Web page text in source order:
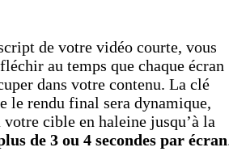
de votre vidéo courte, vous
au temps que chaque écran
dans votre contenu. La clé
le rendu final sera dynamique,
cible en haleine jusqu’à la
de 3 ou 4 secondes par écran